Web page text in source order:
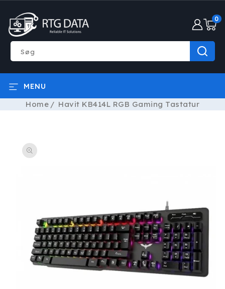
INDHOLD
Søg
0
varer
MENU
Home Havit KB414L RGB Gaming Tastatur